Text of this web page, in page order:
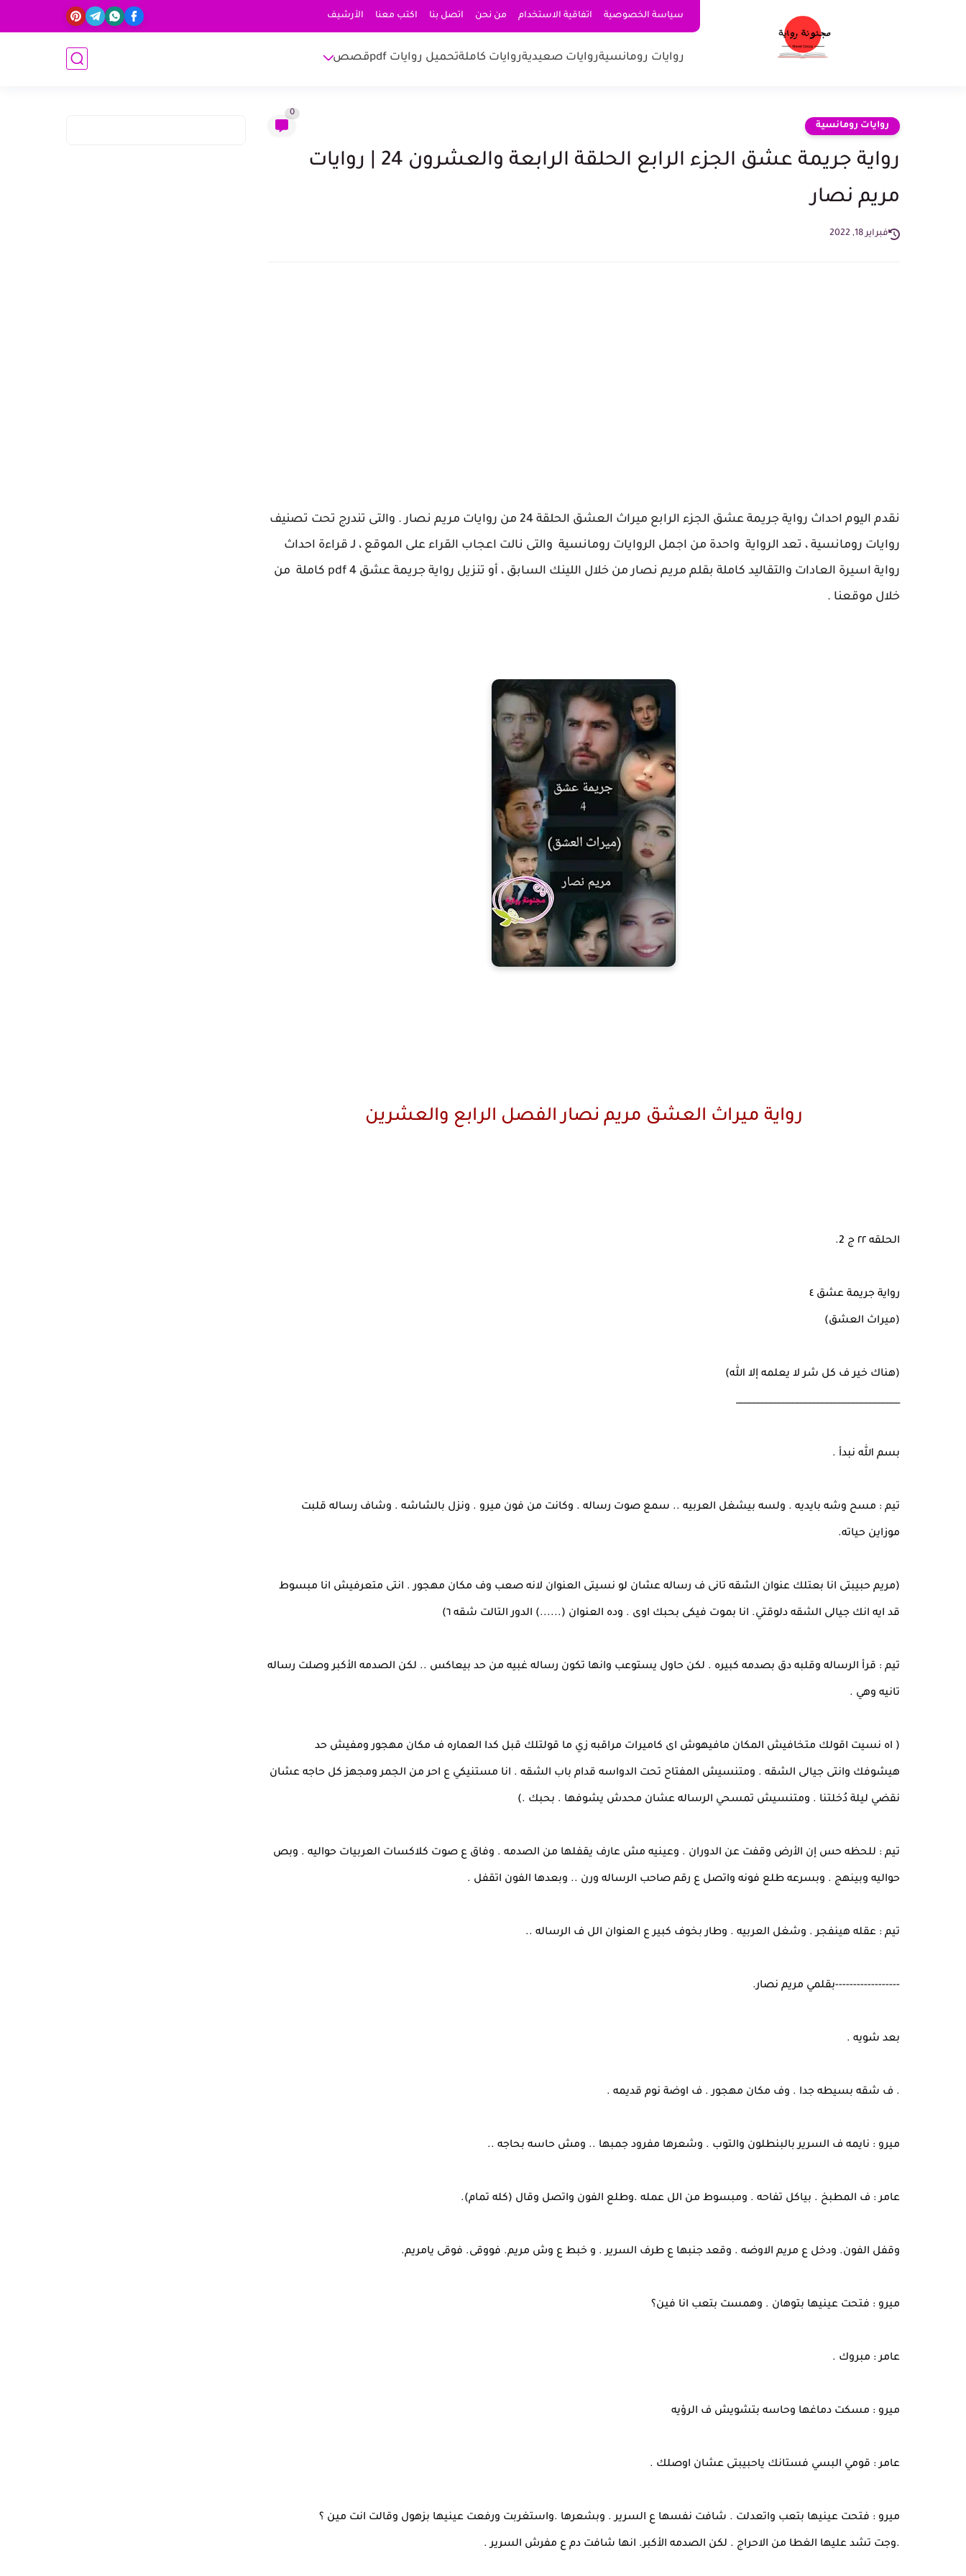
سياسة الخصوصية اتفاقية الاستخدام من نحن اتصل بنا اكتب معنا الأرشيف
روايات رومانسيةروايات صعيديةروايات كاملةتحميل روايات pdf قصص
روايات رومانسية
0
رواية جريمة عشق الجزء الرابع الحلقة الرابعة والعشرون 24 | روايات
مريم نصار
فبراير 18, 2022
نقدم اليوم احداث رواية جريمة عشق الجزء الرابع ميراث العشق الحلقة 24 من روايات مريم نصار . والتى تندرج تحت تصنيف
روايات رومانسية ، تعد الرواية واحدة من اجمل الروايات رومانسية والتى نالت اعجاب القراء على الموقع ، لـ قراءة احداث
رواية اسيرة العادات والتقاليد كاملة بقلم مريم نصار من خلال اللينك السابق ، أو تنزيل رواية جريمة عشق 4 pdf كاملة من
خلال موقعنا .
رواية ميراث العشق مريم نصار الفصل الرابع والعشرين
الحلقه ٢٢ ج 2.
رواية جريمة عشق ٤
(ميراث العشق)
(هناك خير ف كل شر لا يعلمه إلا الله)
______________________________________
بسم الله نبدأ .
تيم : مسح وشه بايديه . ولسه بيشغل العربيه .. سمع صوت رساله . وكانت من فون ميرو . ونزل بالشاشه . وشاف رساله قلبت
موزاين حياته.
(مريم حبيبتى انا بعتلك عنوان الشقه تانى ف رساله عشان لو نسيتى العنوان لانه صعب وف مكان مهجور . انتى متعرفيش انا مبسوط
قد ايه انك جيالى الشقه دلوقتي. انا بموت فيكى بحبك اوى . وده العنوان (......) الدور التالت شقه ٦)
تيم : قرأ الرساله وقلبه دق بصدمه كبيره . لكن حاول يستوعب وانها تكون رساله غبيه من حد بيعاكس .. لكن الصدمه الأكبر وصلت رساله
تانيه وهي .
( اه نسيت اقولك متخافيش المكان مافيهوش اى كاميرات مراقبه زي ما قولتلك قبل كدا العماره ف مكان مهجور ومفيش حد
هيشوفك وانتى جيالى الشقه . ومتنسيش المفتاح تحت الدواسه قدام باب الشقه . انا مستنيكي ع احر من الجمر ومجهز كل حاجه عشان
نقضي ليلة دُخلتنا . ومتنسيش تمسحي الرساله عشان محدش يشوفها . بحبك .)
تيم : للحظه حس إن الأرض وقفت عن الدوران . وعينيه مش عارف يقفلها من الصدمه . وفاق ع صوت كلاكسات العربيات حواليه . وبص
حواليه وبينهج . وبسرعه طلع فونه واتصل ع رقم صاحب الرساله ورن .. وبعدها الفون اتقفل .
تيم : عقله هينفجر . وشغل العربيه . وطار بخوف كبير ع العنوان الل ف الرساله ..
------------------بقلمي مريم نصار.
بعد شويه .
. ف شقه بسيطه جدا . وف مكان مهجور . ف اوضة نوم قديمه .
ميرو : نايمه ف السرير بالبنطلون والتوب . وشعرها مفرود جمبها .. ومش حاسه بحاجه ..
عامر : ف المطبخ . بياكل تفاحه . ومبسوط من الل عمله .وطلع الفون واتصل وقال (كله تمام).
وقفل الفون. ودخل ع مريم الاوضه . وقعد جنبها ع طرف السرير . و خبط ع وش مريم. فووقى. فوقى يامريم.
ميرو : فتحت عينيها بتوهان . وهمست بتعب انا فين؟
عامر : مبروك .
ميرو : مسكت دماغها وحاسه بتشويش ف الرؤيه
عامر : قومي البسي فستانك ياحبيبتى عشان اوصلك .
ميرو : فتحت عينيها بتعب واتعدلت . شافت نفسها ع السرير . وبشعرها .واستغربت ورفعت عينيها بزهول وقالت انت مين ؟
.وجت تشد عليها الغطا من الاحراج . لكن الصدمه الأكبر. انها شافت دم ع مفرش السرير .